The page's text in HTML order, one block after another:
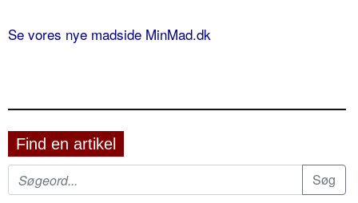
Se vores nye madside MinMad.dk
Find en artikel